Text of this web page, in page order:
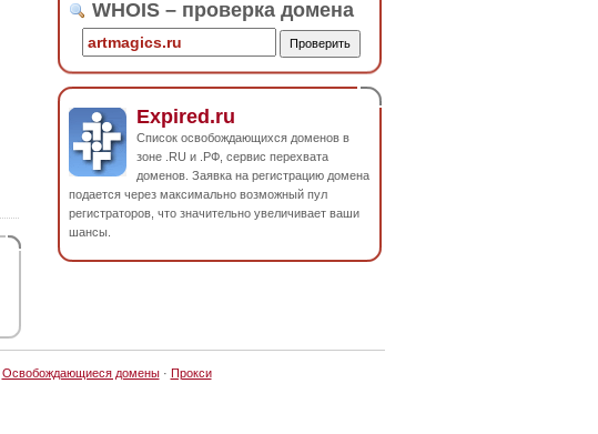
WHOIS – проверка домена
Expired.ru
Список освобождающихся доменов в
зоне .RU и .РФ, сервис перехвата
доменов. Заявка на регистрацию домена
подается через максимально возможный пул
регистраторов, что значительно увеличивает ваши
шансы.
Освобождающиеся домены· Прокси